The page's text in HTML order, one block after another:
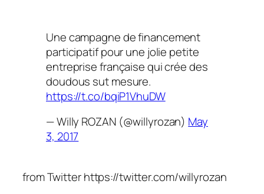
Une campagne de financement
participatif pour une jolie petite
entreprise française qui crée des
doudous sut mesure.
https://t.co/bqiP1VhuDW
— Willy ROZAN (@willyrozan) May
3, 2017
from Twitter https://twitter.com/willyrozan